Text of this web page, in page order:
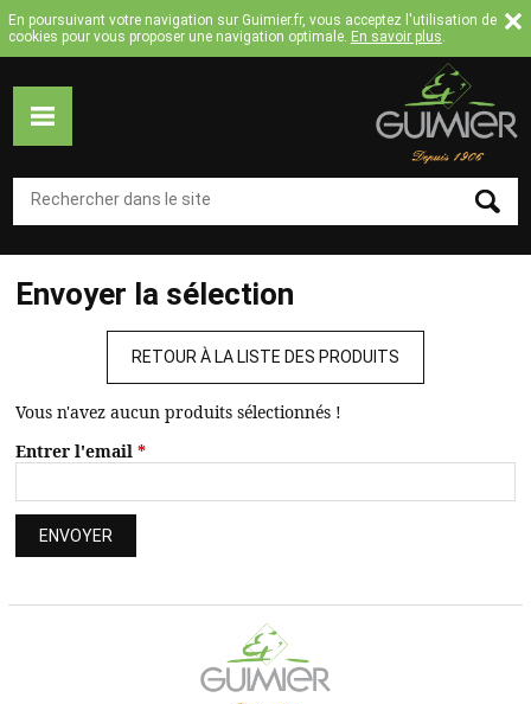
Jump to navigation
MOULURES
FLEXIBLES
SUR
PROPOS
En poursuivant votre navigation sur Guimier.fr, vous acceptez l'utilisation de
cookies pour vous proposer une navigation optimale. En savoir plus.
Envoyer la sélection
RETOUR À LA LISTE DES PRODUITS
Vous n'avez aucun produits sélectionnés !
Entrer l'email*